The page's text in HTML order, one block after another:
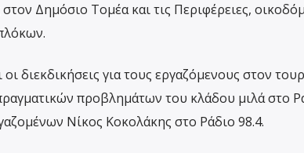
Δημόσιο Τομέα και τις Περιφέρειες,
διεκδικήσεις για τους εργαζόμενους στον
προβλημάτων του κλάδου μιλά στο
Νίκος Κοκολάκης στο Ράδιο 98.4.